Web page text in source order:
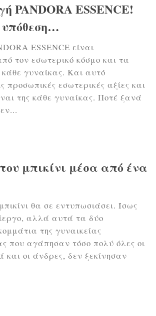
PANDORA ESSENCE!
ESSENCE είναι
τον εσωτερικό κόσμο και τα
γυναίκας. Και αυτό
προσωπικές εσωτερικές αξίες και
της κάθε γυναίκας. Ποτέ ξανά
μπικίνι μέσα από ένα
θα σε εντυπωσιάσει. Ίσως
αλλά αυτά τα δύο
της γυναικείας
που αγάπησαν τόσο πολύ όλες οι
και οι άνδρες, δεν ξεκίνησαν